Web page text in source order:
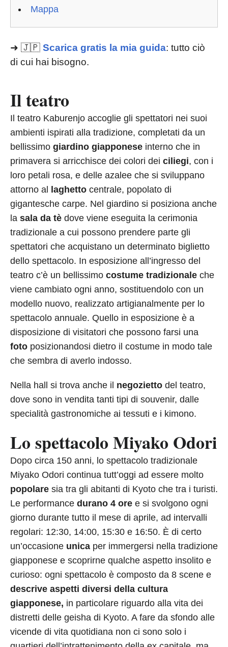
Mappa
➜ 🇯🇵 Scarica gratis la mia guida: tutto ciò
di cui hai bisogno.
Il teatro
Il teatro Kaburenjo accoglie gli spettatori nei suoi
ambienti ispirati alla tradizione, completati da un
bellissimo giardino giapponese interno che in
primavera si arricchisce dei colori dei ciliegi, con i
loro petali rosa, e delle azalee che si sviluppano
attorno al
laghetto centrale, popolato di
gigantesche carpe. Nel giardino si posiziona anche
la sala da tè dove viene eseguita la cerimonia
tradizionale a cui possono prendere parte gli
spettatori che acquistano un determinato biglietto
dello spettacolo. In esposizione all’ingresso del
teatro c’è un bellissimo costume tradizionale che
viene cambiato ogni anno, sostituendolo con un
modello nuovo, realizzato artigianalmente per lo
spettacolo annuale. Quello in esposizione è a
disposizione di visitatori che possono farsi una
foto posizionandosi dietro il costume in modo tale
che sembra di averlo indosso.
Nella hall si trova anche il negozietto del teatro,
dove sono in vendita tanti tipi di souvenir, dalle
specialità gastronomiche ai tessuti e i kimono.
Lo spettacolo Miyako Odori
Dopo circa 150 anni, lo spettacolo tradizionale
Miyako Odori continua tutt’oggi ad essere molto
popolare sia tra gli abitanti di Kyoto che tra i turisti.
Le performance durano 4 ore e si svolgono ogni
giorno durante tutto il mese di aprile, ad intervalli
regolari: 12:30, 14:00, 15:30 e 16:50. È di certo
un’occasione unica per immergersi nella tradizione
giapponese e scoprirne qualche aspetto insolito e
curioso: ogni spettacolo è composto da 8 scene e
descrive aspetti diversi della cultura
giapponese, in particolare riguardo alla vita dei
distretti delle geisha di Kyoto. A fare da sfondo alle
vicende di vita quotidiana non ci sono solo i